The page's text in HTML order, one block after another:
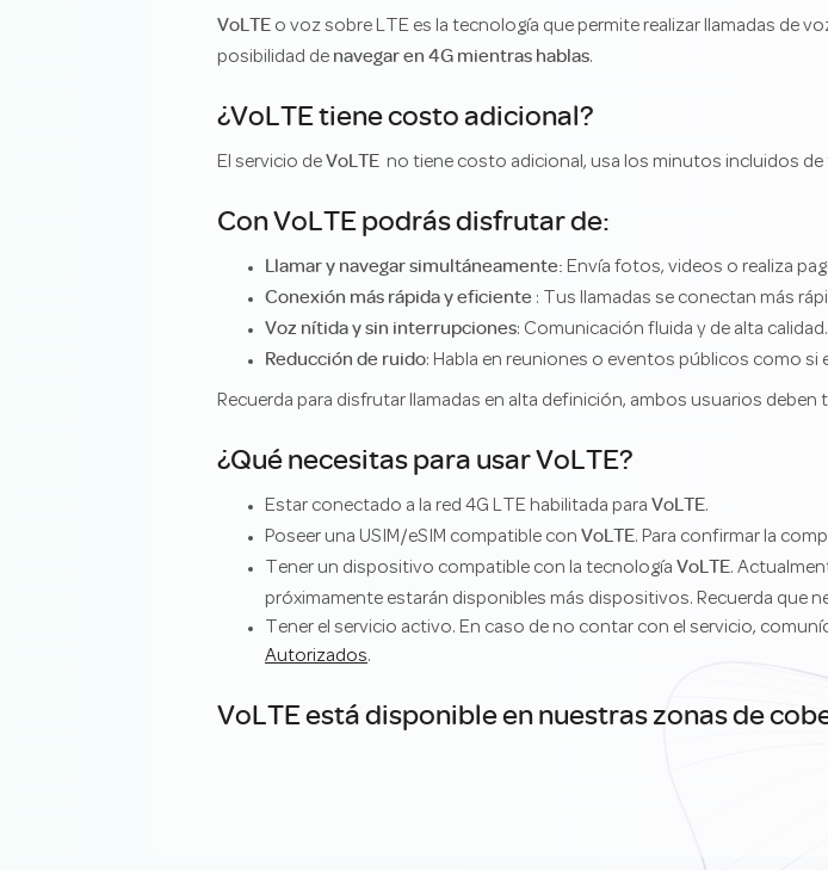
VoLTE o voz sobre LTE es la tecnología que permite realizar llamadas de
posibilidad de navegar en 4G mientras hablas.
¿VoLTE tiene costo adicional?
El servicio de VoLTE no tiene costo adicional, usa los minutos incluidos
Con VoLTE podrás disfrutar de:
Llamar y navegar simultáneamente: Envía fotos, videos o realiza
Conexión más rápida y eficiente : Tus llamadas se conectan más
Voz nítida y sin interrupciones: Comunicación fluida y de alta calidad.
Reducción de ruido: Habla en reuniones o eventos públicos como si
Recuerda para disfrutar llamadas en alta definición, ambos usuarios deben
¿Qué necesitas para usar VoLTE?
Estar conectado a la red 4G LTE habilitada para VoLTE.
Poseer una USIM/eSIM compatible con VoLTE. Para confirmar la
Tener un dispositivo compatible con la tecnología VoLTE.
próximamente estarán disponibles más dispositivos. Recuerda que
Tener el servicio activo. En caso de no contar con el servicio,
Autorizados.
VoLTE está disponible en nuestras zonas de